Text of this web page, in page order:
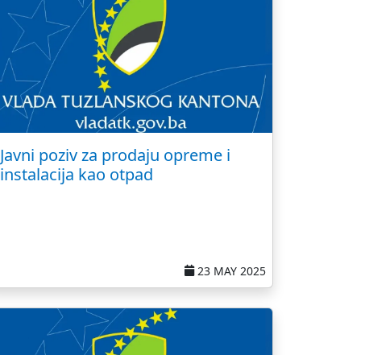
Javni poziv za prodaju opreme i
instalacija kao otpad
23 MAY 2025